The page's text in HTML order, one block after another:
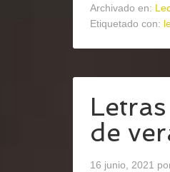
Archivado en:
Etiquetado con:
de
16 junio, 2021